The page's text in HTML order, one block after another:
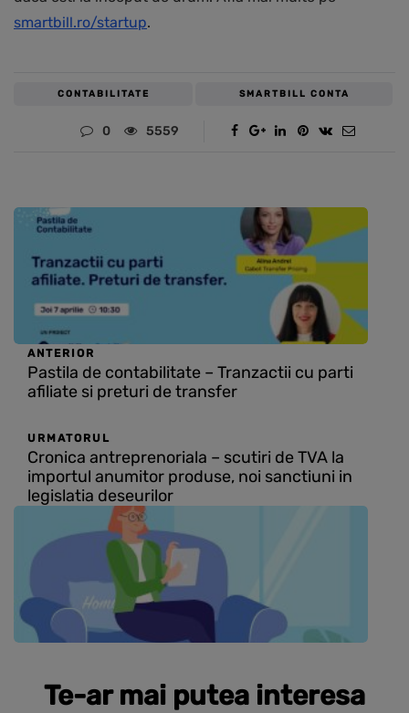
smartbill.ro/startup.
CONTABILITATE SMARTBILL CONTA
0 5559
ANTERIOR
Pastila de contabilitate – Tranzactii cu parti
afiliate si preturi de transfer
URMATORUL
Cronica antreprenoriala – scutiri de TVA la
importul anumitor produse, noi sanctiuni in
legislatia deseurilor
Te-ar mai putea interesa